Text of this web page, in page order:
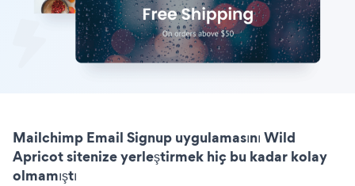
Mailchimp Email Signup uygulamasını Wild
Apricot sitenize yerleştirmek hiç bu kadar kolay
olmamıştı